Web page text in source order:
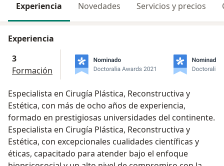
Experiencia Novedades Servicios y precios
Experiencia
3
Formación
Especialista en Cirugía Plástica, Reconstructiva y
Estética, con más de ocho años de experiencia,
formado en prestigiosas universidades del continente.
Especialista en Cirugía Plástica, Reconstructiva y
Estética, con excepcionales cualidades científicas y
éticas, capacitado para atender bajo el enfoque